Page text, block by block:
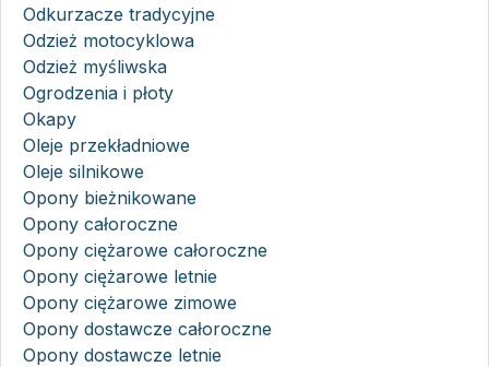
Odkurzacze tradycyjne
Odzież motocyklowa
Odzież myśliwska
Ogrodzenia i płoty
Okapy
Oleje przekładniowe
Oleje silnikowe
Opony bieżnikowane
Opony całoroczne
Opony ciężarowe całoroczne
Opony ciężarowe letnie
Opony ciężarowe zimowe
Opony dostawcze całoroczne
Opony dostawcze letnie